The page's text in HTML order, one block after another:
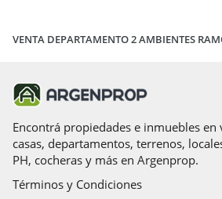
Encontrá propiedades e inmuebles en
casas, departamentos, terrenos,
PH, cocheras y más en Argenprop.
Términos y Condiciones